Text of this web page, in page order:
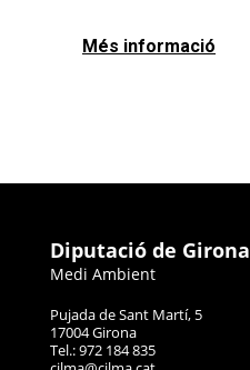
Més informació
Diputació de Girona
Medi Ambient
Pujada de Sant Martí, 5
17004 Girona
Tel.: 972 184 835